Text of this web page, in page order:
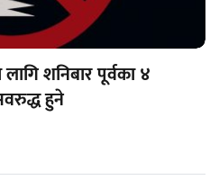
शनिबार पूर्वका ४
हुने